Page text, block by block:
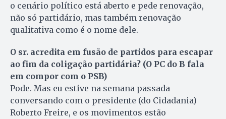
o cenário político está aberto e pede renovação,
não só partidário, mas também renovação
qualitativa como é o nome dele.
O sr. acredita em fusão de partidos para escapar
ao fim da coligação partidária? (O PC do B fala
em compor com o PSB)
Pode. Mas eu estive na semana passada
conversando com o presidente (do Cidadania)
Roberto Freire, e os movimentos estão